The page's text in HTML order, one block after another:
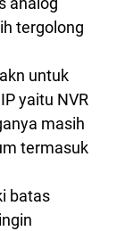
tergolong
untuk
yaitu NVR
masih
termasuk
batas